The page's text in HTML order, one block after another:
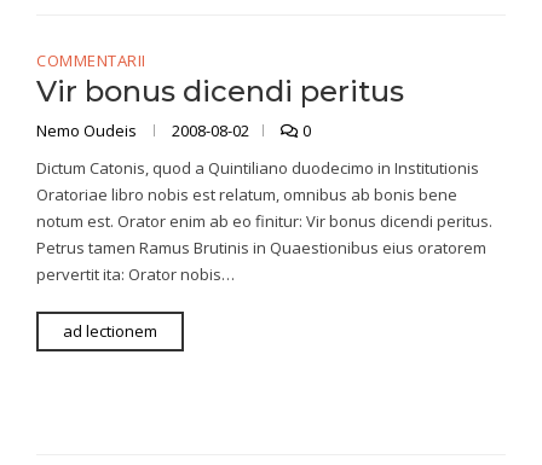
COMMENTARII
Vir bonus dicendi peritus
Nemo Oudeis 2008-08-02
0
Dictum Catonis, quod a Quintiliano duodecimo in Institutionis
Oratoriae libro nobis est relatum, omnibus ab bonis bene
notum est. Orator enim ab eo finitur: Vir bonus dicendi peritus.
Petrus tamen Ramus Brutinis in Quaestionibus eius oratorem
pervertit ita: Orator nobis…
ad lectionem